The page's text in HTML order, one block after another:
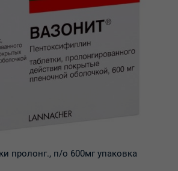
пролонг., п/о 600мг упаковка